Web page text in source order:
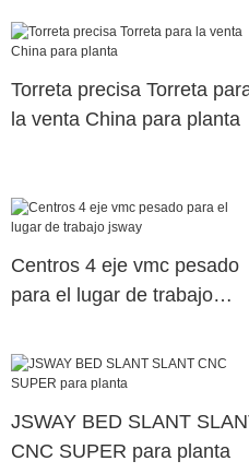
Torreta precisa Torreta
la venta China para planta
Centros 4 eje vmc pesado
para el lugar de trabajo
JSWAY BED SLANT
CNC SUPER para planta